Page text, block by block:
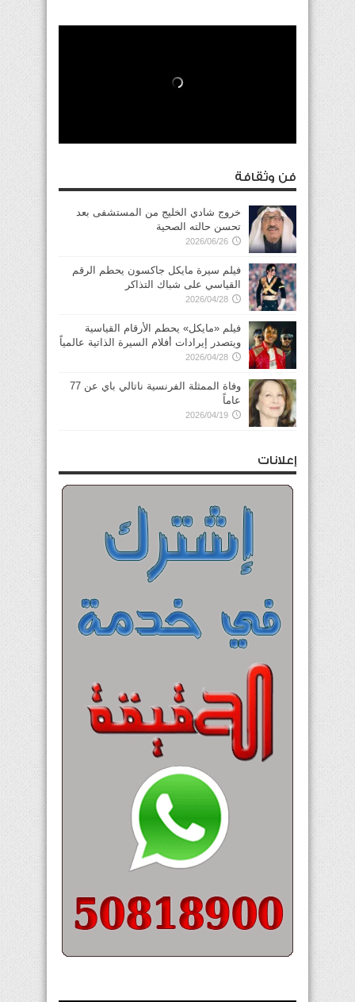
فن وثقافة
خروج شادي الخليج من المستشفى بعد
تحسن حالته الصحية
2026/06/26
فيلم سيرة مايكل جاكسون يحطم الرقم
القياسي على شباك التذاكر
2026/04/28
فيلم «مايكل» يحطم الأرقام القياسية
ويتصدر إيرادات أفلام السيرة الذاتية عالمياً
2026/04/28
وفاة الممثلة الفرنسية ناتالي باي عن 77
عاماً
2026/04/19
إعلانات